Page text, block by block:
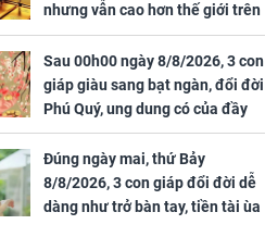
nhưng vẫn cao hơn thế giới trên
7 triệu đồng
Sau 00h00 ngày 8/8/2026, 3 con
giáp giàu sang bạt ngàn, đổi đời
Phú Quý, ung dung có của đầy
nhà, ngày càng hưng thịnh sung
túc
Đúng ngày mai, thứ Bảy
8/8/2026, 3 con giáp đổi đời dễ
dàng như trở bàn tay, tiền tài ùa